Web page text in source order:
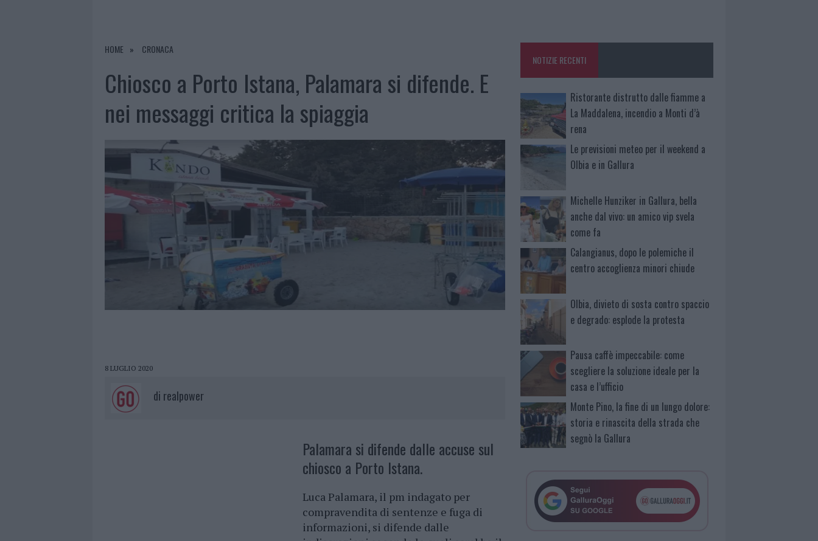
7 AGOSTO 2026
|
HOME CRONACA
Chiosco a Porto Istana, Palamara si difende. E
nei messaggi critica la spiaggia
8 LUGLIO 2020
di realpower
Palamara si difende dalle accuse sul
chiosco a Porto Istana.
Luca Palamara, il pm indagato per
compravendita di sentenze e fuga di
informazioni, si difende dalle
NOTIZIE RECENTI
Ristorante distrutto dalle fiamme a
La Maddalena, incendio a Monti d’à
rena
Le previsioni meteo per il weekend a
Olbia e in Gallura
Michelle Hunziker in Gallura, bella
anche dal vivo: un amico vip svela
come fa
Calangianus, dopo le polemiche il
centro accoglienza minori chiude
Olbia, divieto di sosta contro spaccio
e degrado: esplode la protesta
Pausa caffè impeccabile: come
scegliere la soluzione ideale per la
casa e l’ufficio
Monte Pino, la fine di un lungo dolore:
storia e rinascita della strada che
segnò la Gallura